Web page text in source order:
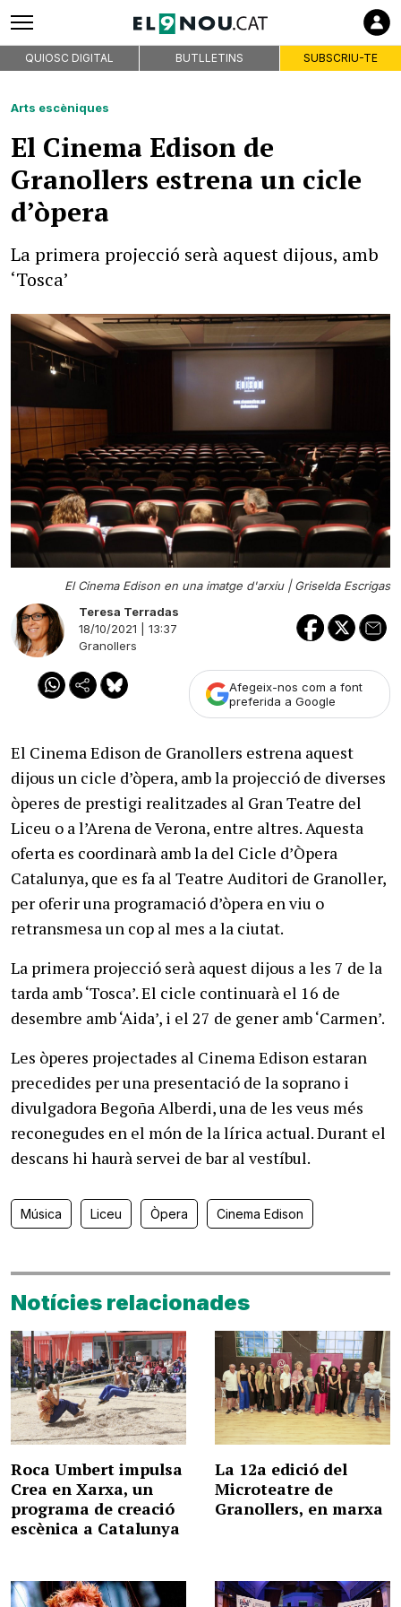
QUIOSC DIGITAL BUTLLETINS SUBSCRIU-TE
Arts escèniques
El Cinema Edison de
Granollers estrena un cicle
d’òpera
La primera projecció serà aquest dijous, amb
‘Tosca’
El Cinema Edison en una imatge d'arxiu |Griselda Escrigas
Teresa Terradas
18/10/2021 | 13:37
Granollers
Afegeix-nos com a font
preferida a Google
El Cinema Edison de Granollers estrena aquest
dijous un cicle d’òpera, amb la projecció de diverses
òperes de prestigi realitzades al Gran Teatre del
Liceu o a l’Arena de Verona, entre altres. Aquesta
oferta es coordinarà amb la del Cicle d’Òpera
Catalunya, que es fa al Teatre Auditori de Granoller,
per oferir una programació d’òpera en viu o
retransmesa un cop al mes a la ciutat.
La primera projecció serà aquest dijous a les 7 de la
tarda amb ‘Tosca’. El cicle continuarà el 16 de
desembre amb ‘Aida’, i el 27 de gener amb ‘Carmen’.
Les òperes projectades al Cinema Edison estaran
precedides per una presentació de la soprano i
divulgadora Begoña Alberdi, una de les veus més
reconegudes en el món de la lírica actual. Durant el
descans hi haurà servei de bar al vestíbul.
Música Liceu Òpera Cinema Edison
Notícies relacionades
Roca Umbert impulsa
Crea en Xarxa, un
programa de creació
escènica a Catalunya
La 12a edició del
Microteatre de
Granollers, en marxa